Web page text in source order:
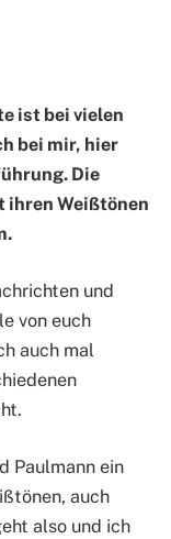
ist bei vielen
bei mir, hier
Die
ihren Weißtönen
und
von euch
auch mal
Paulmann ein
auch
also und ich